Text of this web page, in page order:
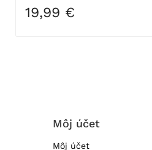
19,99 €
Môj účet
Môj účet